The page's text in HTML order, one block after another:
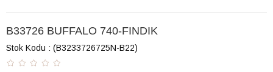
B33726 BUFFALO 740-FINDIK
Stok Kodu (B3233726725N-B22)